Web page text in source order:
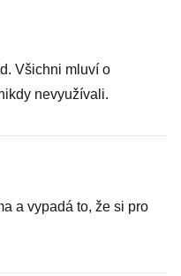
Všichni mluví o
nevyužívali.
a vypadá to, že si pro